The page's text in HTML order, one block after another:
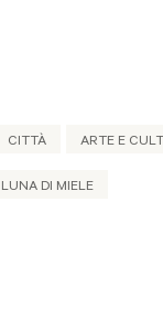
CITTÀ ARTE E
DI MIELE